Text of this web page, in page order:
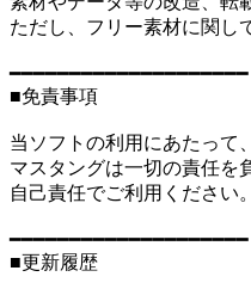
ただし、フリー素材に関し
━━━━━━━━━━━━━━━━━━━━
■免責事項
当ソフトの利用にあたって
マスタングは一切の責任を
自己責任でご利用ください。
━━━━━━━━━━━━━━━━━━━━
■更新履歴